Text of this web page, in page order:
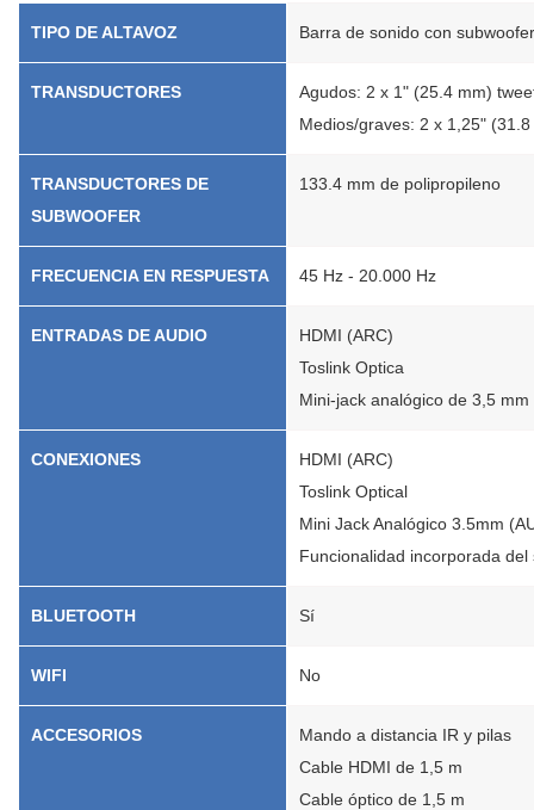
TIPO DE ALTAVOZ Barra de sonido con
TRANSDUCTORES
Agudos: 2 x 1" (25.4 mm)
Medios/graves: 2 x 1,25"
TRANSDUCTORES DE
SUBWOOFER
133.4 mm de polipropileno
FRECUENCIA EN RESPUESTA 45 Hz - 20.000 Hz
ENTRADAS DE AUDIO
HDMI (ARC)
Toslink Optica
Mini-jack analógico de 3,5 mm
CONEXIONES
HDMI (ARC)
Toslink Optical
Mini Jack Analógico 3.5mm
Funcionalidad incorporada
BLUETOOTH Sí
WIFI No
ACCESORIOS
Mando a distancia IR y pilas
Cable HDMI de 1,5 m
Cable óptico de 1,5 m